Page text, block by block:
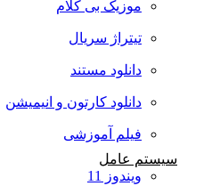
موزیک بی کلام
تیتراژ سریال
دانلود مستند
دانلود کارتون و انیمیشن
فیلم آموزشی
سیستم عامل
ویندوز 11